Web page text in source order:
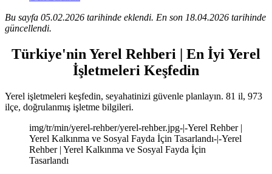
Bu sayfa 05.02.2026 tarihinde eklendi. En son 18.04.2026 tarihinde
güncellendi.
Türkiye'nin Yerel Rehberi | En İyi Yerel
İşletmeleri Keşfedin
Yerel işletmeleri keşfedin, seyahatinizi güvenle planlayın. 81 il, 973
ilçe, doğrulanmış işletme bilgileri.
img/tr/min/yerel-rehber/yerel-rehber.jpg-|-Yerel Rehber |
Yerel Kalkınma ve Sosyal Fayda İçin Tasarlandı-|-Yerel
Rehber | Yerel Kalkınma ve Sosyal Fayda İçin
Tasarlandı